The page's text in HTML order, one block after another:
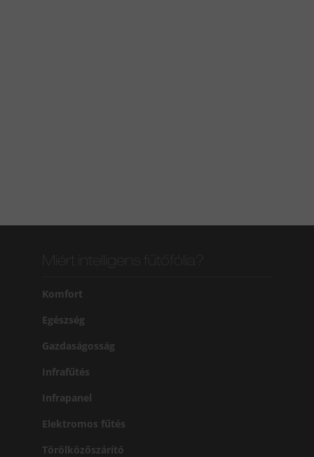
Komfort
Egészség
Gazdaságosság
Infrafűtés
Infrapanel
Elektromos fűtés
Törölközőszárító